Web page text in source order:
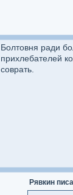
Болтовня ради
прихлебателей
соврать.
Рявкин